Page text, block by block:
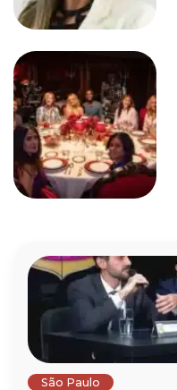
São Paulo